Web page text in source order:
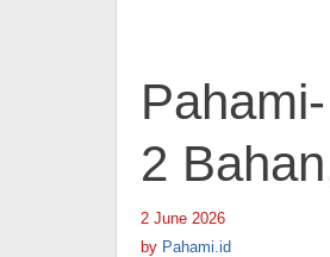
2
2 June 2026
by Pahami.id